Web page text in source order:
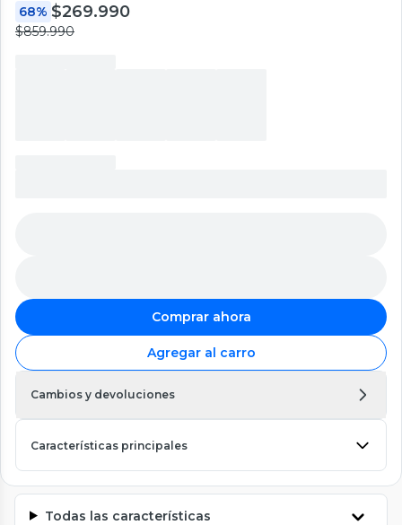
68% $269.990
$859.990
Comprar ahora
Agregar al carro
Cambios y devoluciones
Características principales
Todas las características